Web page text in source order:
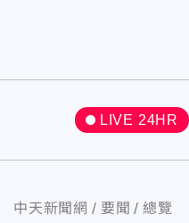
LIVE 24HR
中天新聞網 要聞 總覽